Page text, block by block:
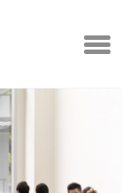
打開選